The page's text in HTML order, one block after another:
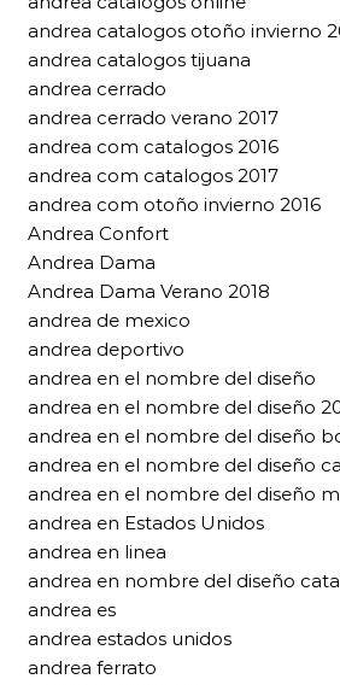
andrea catalogos otoño invierno
andrea catalogos tijuana
andrea cerrado
andrea cerrado verano 2017
andrea com catalogos 2016
andrea com catalogos 2017
andrea com otoño invierno 2016
Andrea Confort
Andrea Dama
Andrea Dama Verano 2018
andrea de mexico
andrea deportivo
andrea en el nombre del diseño
andrea en el nombre del diseño
andrea en el nombre del diseño
andrea en el nombre del diseño
andrea en el nombre del diseño
andrea en Estados Unidos
andrea en linea
andrea en nombre del diseño
andrea es
andrea estados unidos
andrea ferrato